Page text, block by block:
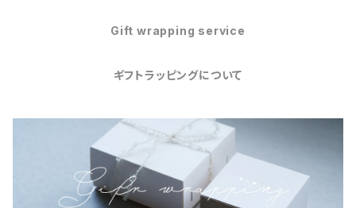
Gift wrapping service
ギフトラッピングについて